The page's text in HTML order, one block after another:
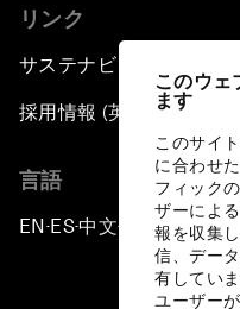
このウェ
ます
このサイ
に合わせ
フィック
ザーによ
報を収集
信、デー
有してい
ユーザー
リンク
サステナビリティへの取
採用情報 (英語のみ)
言語
EN ▪ ES▪中文▪ 日本語